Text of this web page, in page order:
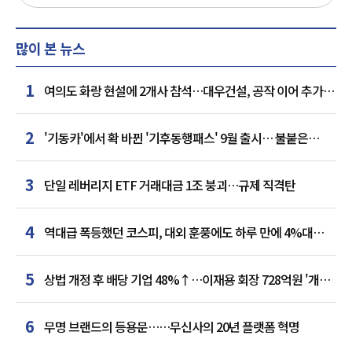
많이 본 뉴스
1 여의도 화랑 현설에 2개사 참석…대우건설, 공작 이어 추가
거점 확보하나
2 '기동카'에서 확 바뀐 '기후동행패스' 9월 출시… 불붙은
카드사 경쟁
3 단일 레버리지 ETF 거래대금 1조 붕괴…규제 직격탄
4 역대급 폭등했던 코스피, 대외 훈풍에도 하루 만에 4%대
급락
5 상법 개정 후 배당 기업 48%↑…이재용 회장 728억원 '개인
최다'
6 무명 브랜드의 등용문……무신사의 20년 플랫폼 혁명